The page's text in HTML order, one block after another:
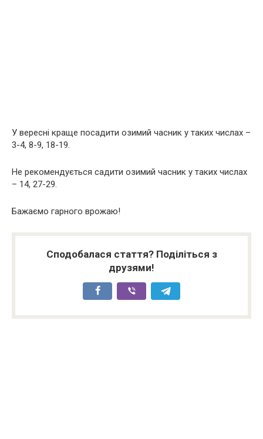
У вересні краще посадити озимий часник у таких числах –
3-4, 8-9, 18-19.
Не рекомендується садити озимий часник у таких числах
– 14, 27-29.
Бажаємо гарного врожаю!
Сподобалася стаття? Поділіться з
друзями!